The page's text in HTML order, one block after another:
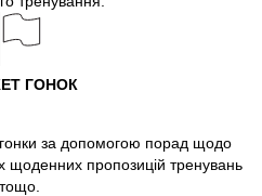
ГОНОК
гонки за допомогою порад щодо
щоденних пропозицій тренувань
тощо.